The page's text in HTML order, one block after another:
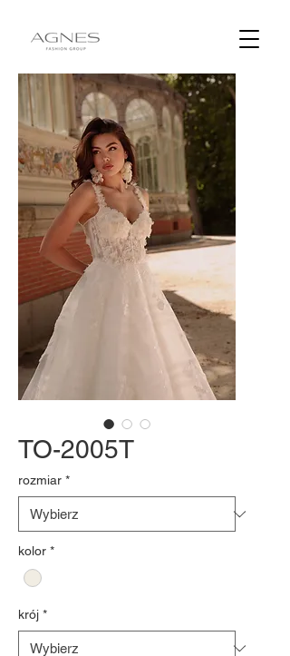
TO-2005T
rozmiar *
kolor *
krój *